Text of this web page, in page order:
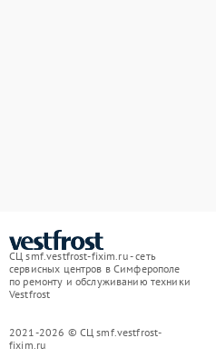
СЦ smf.vestfrost-fixim.ru - сеть
сервисных центров в Симферополе
по ремонту и обслуживанию техники
Vestfrost
2021-2026 © СЦ smf.vestfrost-
fixim.ru